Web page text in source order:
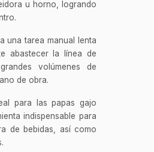
u horno, logrando
una tarea manual lenta
abastecer la línea de
volúmenes de
de obra.
para las papas gajo
indispensable para
de bebidas, así como